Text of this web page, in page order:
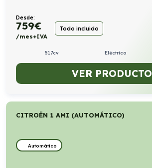
Desde:
759€
/mes+IVA
Todo incluido
517cv Eléctrico
VER PRODUCTO
CITROËN 1 AMI (AUTOMÁTICO)
Automático